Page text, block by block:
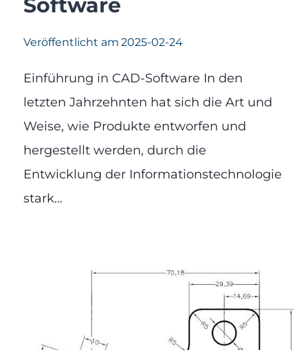
Software
Veröffentlicht am 2025-02-24
Einführung in CAD-Software In den
letzten Jahrzehnten hat sich die Art und
Weise, wie Produkte entworfen und
hergestellt werden, durch die
Entwicklung der Informationstechnologie
stark…